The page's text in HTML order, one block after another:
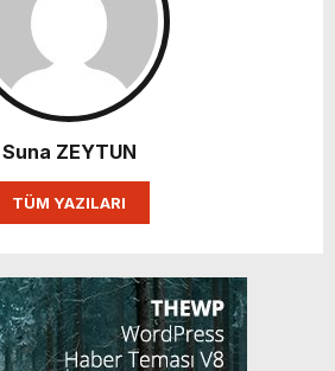
Suna ZEYTUN
TÜM YAZILARI